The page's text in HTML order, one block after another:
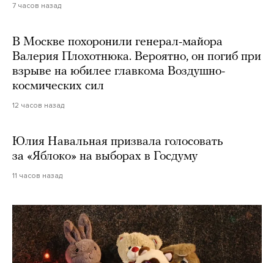
7 часов назад
В Москве похоронили генерал-майора
Валерия Плохотнюка. Вероятно, он погиб при
взрыве на юбилее главкома Воздушно-
космических сил
12 часов назад
Юлия Навальная призвала голосовать
за «Яблоко» на выборах в Госдуму
11 часов назад